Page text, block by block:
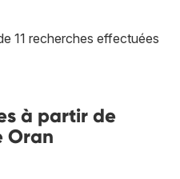
11 recherches effectuées
à partir de
Oran